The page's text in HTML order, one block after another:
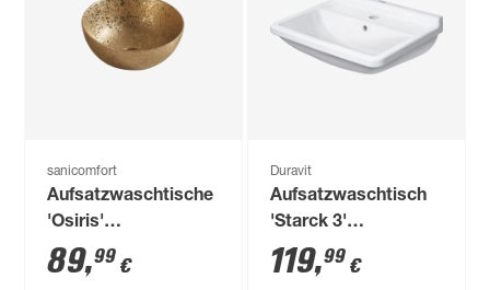
sanicomfort
Aufsatzwaschtische
'Osiris'
goldfarben/matt Ø
17,9 x 36,8 x 21,5 cm
89,99 €
Duravit
Aufsatzwaschtisch
'Starck 3'
weiß/hochglänzend
45 x 60 x 26,5 cm
119,99 €